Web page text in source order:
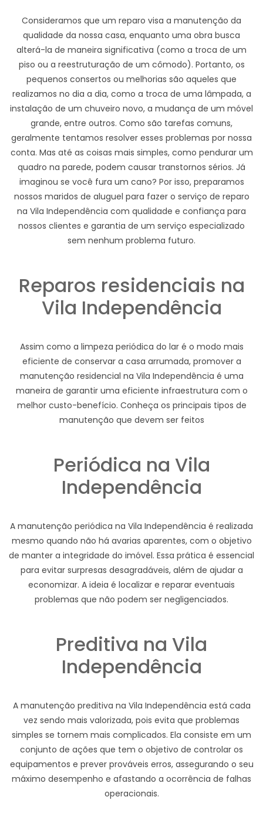
Consideramos que um reparo visa a manutenção da
qualidade da nossa casa, enquanto uma obra busca
alterá-la de maneira significativa (como a troca de um
piso ou a reestruturação de um cômodo). Portanto, os
pequenos consertos ou melhorias são aqueles que
realizamos no dia a dia, como a troca de uma lâmpada, a
instalação de um chuveiro novo, a mudança de um móvel
grande, entre outros. Como são tarefas comuns,
geralmente tentamos resolver esses problemas por nossa
conta. Mas até as coisas mais simples, como pendurar um
quadro na parede, podem causar transtornos sérios. Já
imaginou se você fura um cano? Por isso, preparamos
nossos maridos de aluguel para fazer o serviço de reparo
na Vila Independência com qualidade e confiança para
nossos clientes e garantia de um serviço especializado
sem nenhum problema futuro.
Reparos residenciais na
Vila Independência
Assim como a limpeza periódica do lar é o modo mais
eficiente de conservar a casa arrumada, promover a
manutenção residencial na Vila Independência é uma
maneira de garantir uma eficiente infraestrutura com o
melhor custo-benefício. Conheça os principais tipos de
manutenção que devem ser feitos
Periódica na Vila
Independência
A manutenção periódica na Vila Independência é realizada
mesmo quando não há avarias aparentes, com o objetivo
de manter a integridade do imóvel. Essa prática é essencial
para evitar surpresas desagradáveis, além de ajudar a
economizar. A ideia é localizar e reparar eventuais
problemas que não podem ser negligenciados.
Preditiva na Vila
Independência
A manutenção preditiva na Vila Independência está cada
vez sendo mais valorizada, pois evita que problemas
simples se tornem mais complicados. Ela consiste em um
conjunto de ações que tem o objetivo de controlar os
equipamentos e prever prováveis erros, assegurando o seu
máximo desempenho e afastando a ocorrência de falhas
operacionais.